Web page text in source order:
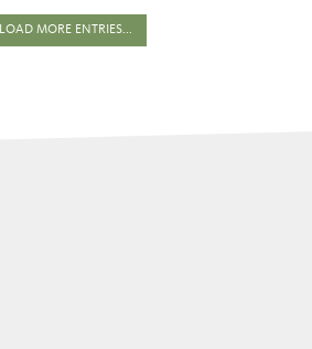
LOAD MORE ENTRIES...